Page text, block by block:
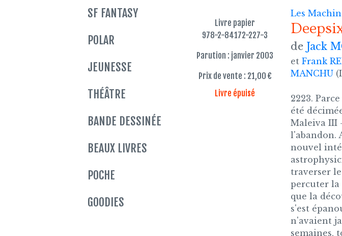
SF FANTASY
POLAR
JEUNESSE
THÉÂTRE
BANDE DESSINÉE
BEAUX LIVRES
POCHE
GOODIES
Livre papier
978-2-84172-227-3
Parution : janvier 2003
Prix de vente : 21,00 €
Livre épuisé
Les
de Jack
et Frank
MANCHU
2223.
été
Maleiva III
l'abandon.
nouvel
traverser
percuter la
que la
s'est
n'avaient
semaines,